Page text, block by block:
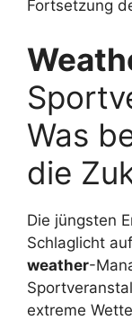
Fortsetzung
Was
die
Die jüngsten
Schlaglicht
weather-
extreme